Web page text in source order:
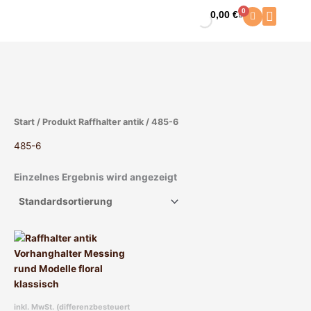
0,00€ 0
Warenkorb
Start / Produkt Raffhalter antik / 485-6
485-6
Einzelnes Ergebnis wird angezeigt
inkl. MwSt. (differenzbesteuert
Dieses
Produkt
weist
mehrere